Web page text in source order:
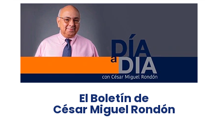
El Boletín de
César Miguel Rondón